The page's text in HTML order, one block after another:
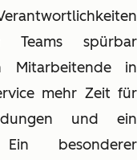
Teams spürbar
Mitarbeitende in
mehr Zeit für
und ein
besonderer